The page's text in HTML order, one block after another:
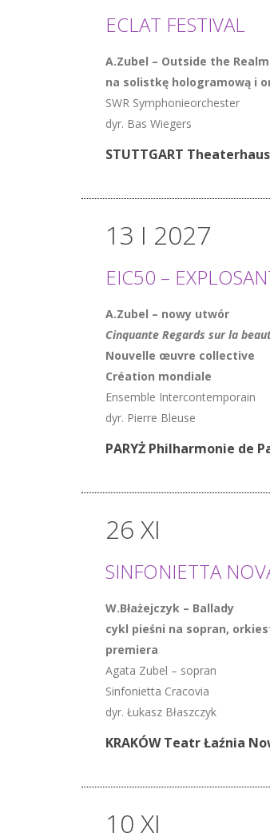
ECLAT FESTIVAL
A.Zubel – Outside the
na solistkę hologramową i
SWR Symphonieorchester
dyr. Bas Wiegers
STUTTGART
13 I 2027
EIC50 –
A.Zubel – nowy utwór
Cinquante Regards sur la
Nouvelle œuvre collective
Création mondiale
Ensemble Intercontemporain
dyr. Pierre Bleuse
PARYŻ Philharmonie de
26 XI
SINFONIETTA
W.Błażejczyk – Ballady
cykl pieśni na sopran,
premiera
Agata Zubel – sopran
Sinfonietta Cracovia
dyr. Łukasz Błaszczyk
KRAKÓW Teatr Łaźnia
10 XI